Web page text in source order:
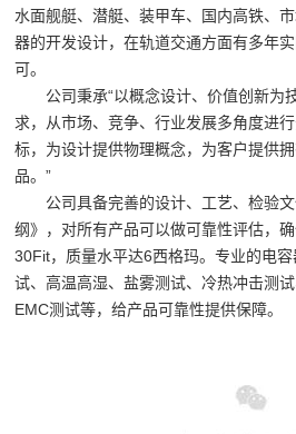
水面舰艇、潜艇、装甲车、国内高铁、
器的开发设计，在轨道交通方面有多年
可。
公司秉承“以概念设计、价值创新为
求，从市场、竞争、行业发展多角度进
标，为设计提供物理概念，为客户提供
品。”
公司具备完善的设计、工艺、检验文
纲》，对所有产品可以做可靠性评估，
30Fit，质量水平达6西格玛。专业的电
试、高温高湿、盐雾测试、冷热冲击测
EMC测试等，给产品可靠性提供保障。